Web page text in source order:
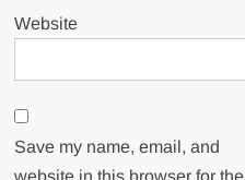
Website
Save my name, email, and
website in this browser for the